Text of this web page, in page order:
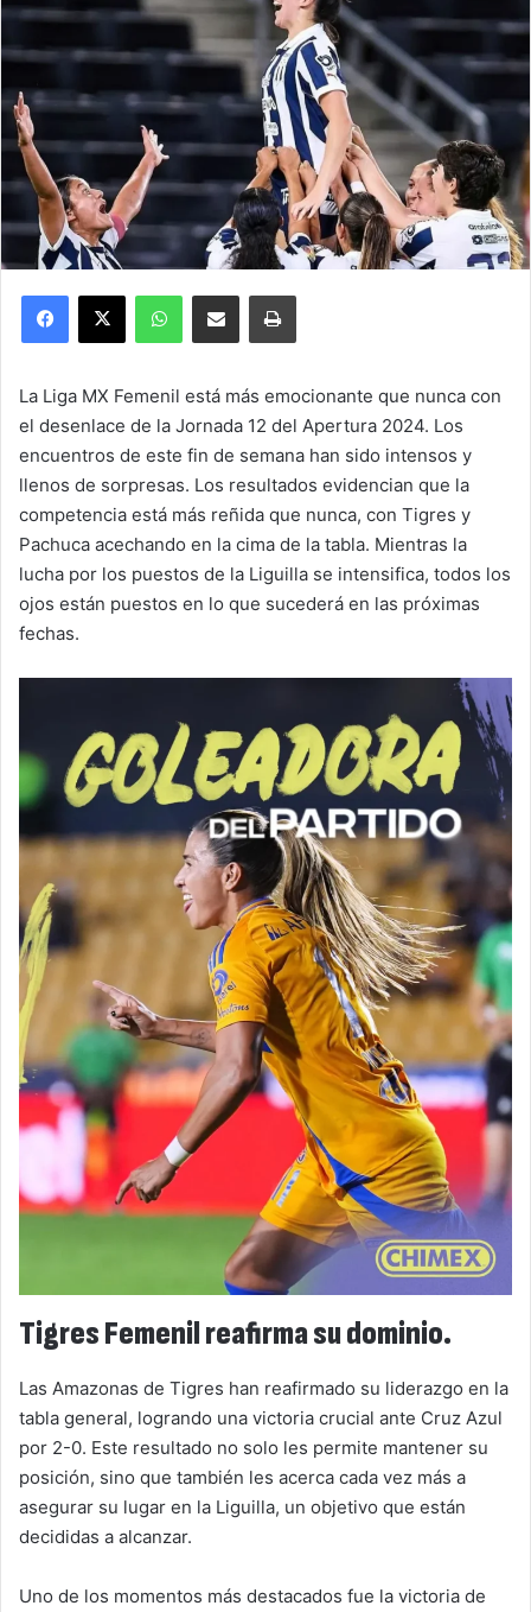
Facebook
X WhatsAppCompartir por correo electrónicoImprimir
La Liga MX Femenil está más emocionante que nunca con
el desenlace de la Jornada 12 del Apertura 2024. Los
encuentros de este fin de semana han sido intensos y
llenos de sorpresas. Los resultados evidencian que la
competencia está más reñida que nunca, con Tigres y
Pachuca acechando en la cima de la tabla. Mientras la
lucha por los puestos de la Liguilla se intensifica, todos los
ojos están puestos en lo que sucederá en las próximas
fechas.
Tigres Femenil reafirma su dominio.
Las Amazonas de Tigres han reafirmado su liderazgo en la
tabla general, logrando una victoria crucial ante Cruz Azul
por 2-0. Este resultado no solo les permite mantener su
posición, sino que también les acerca cada vez más a
asegurar su lugar en la Liguilla, un objetivo que están
decididas a alcanzar.
Uno de los momentos más destacados fue la victoria de